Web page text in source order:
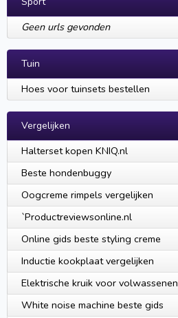
Geen urls gevonden
Tuin
Hoes voor tuinsets bestellen
Vergelijken
Halterset kopen KNIQ.nl
Beste hondenbuggy
Oogcreme rimpels vergelijken
`Productreviewsonline.nl
Online gids beste styling creme
Inductie kookplaat vergelijken
Elektrische kruik voor volwassenen
White noise machine beste gids